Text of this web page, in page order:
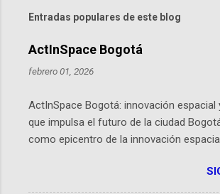
Entradas populares de este blog
ActInSpace Bogotá
febrero 01, 2026
ActInSpace Bogotá: innovación espacial
que impulsa el futuro de la ciudad
como epicentro de la innovación
hackathon global que convierte
Agencia Espacial Europea en